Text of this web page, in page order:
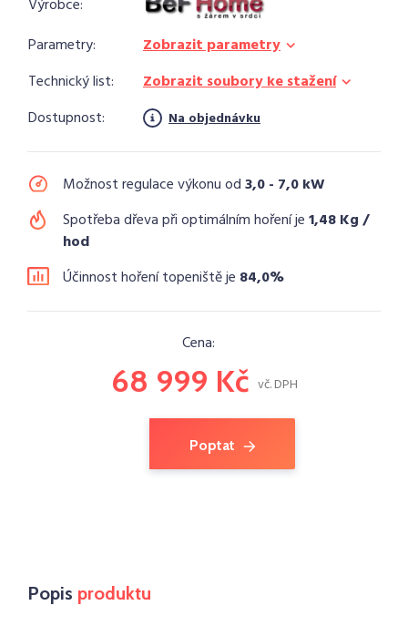
Výrobce:
Parametry:
Zobrazit parametry
Technický list:
Zobrazit soubory ke stažení
Dostupnost:
Na objednávku
Možnost regulace výkonu od3,0 - 7,0 kW
Spotřeba dřeva při optimálním hoření je1,48 Kg /
hod
Účinnost hoření topeniště je 84,0%
Cena:
68 999 Kč vč. DPH
Poptat
Popis produktu